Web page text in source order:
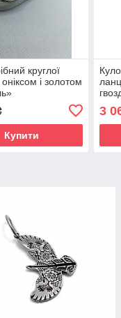
круглої
і золотом
Купити
3